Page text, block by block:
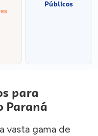
Públicos
para
Paraná
vasta gama de